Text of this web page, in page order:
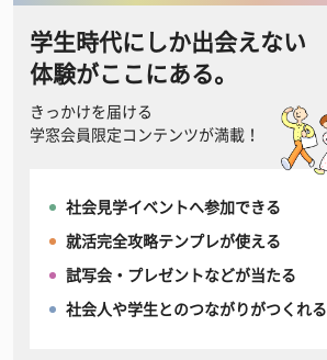
学生時代にしか出会えない
体験がここにある。
きっかけを届ける
学窓会員限定コンテンツが満載！
社会見学イベントへ参加できる
就活完全攻略テンプレが使える
試写会・プレゼントなどが当たる
社会人や学生とのつながりがつくれる